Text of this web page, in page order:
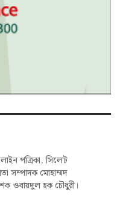
পত্রিকা, সিলেট
সম্পাদক মোহাম্মদ
ওবায়দুল হক চৌধুরী।